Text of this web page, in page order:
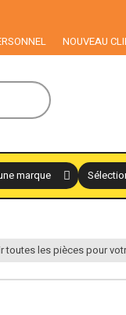
NOUVEAU
toutes les pièces pour